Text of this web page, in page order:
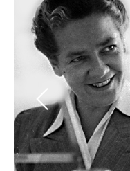
Previous